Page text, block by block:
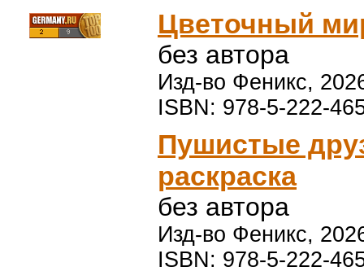
Цветочный
без автора
Изд-во Феникс,
ISBN: 978-5-222-
Пушистые
раскраска
без автора
Изд-во Феникс,
ISBN: 978-5-222-